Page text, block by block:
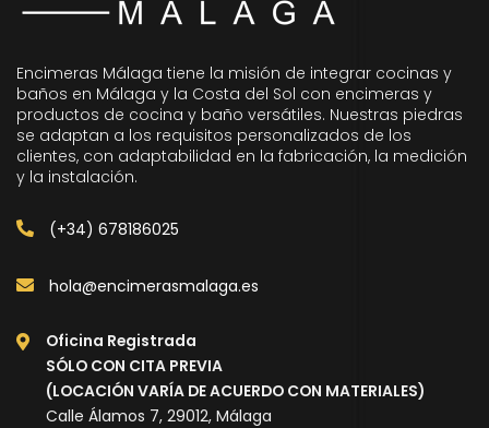
Encimeras Málaga tiene la misión de integrar cocinas y
baños en Málaga y la Costa del Sol con encimeras y
productos de cocina y baño versátiles. Nuestras piedras
se adaptan a los requisitos personalizados de los
clientes, con adaptabilidad en la fabricación, la medición
y la instalación.
(+34) 678186025
hola@encimerasmalaga.es
Oficina Registrada
SÓLO CON CITA PREVIA
(LOCACIÓN VARÍA DE ACUERDO CON MATERIALES)
Calle Álamos 7, 29012, Málaga